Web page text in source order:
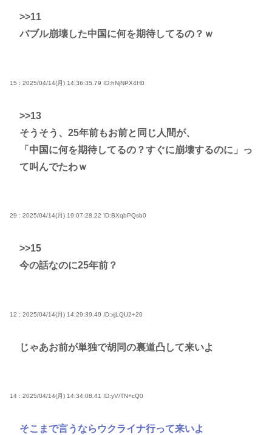
>>11
バブル崩壊した中国に何を期待してるの？ｗ
15 : 2025/04/14(月) 14:36:35.79 ID:hNjNPX4H0
>>13
そうそう、25年前もお前と同じ人間が、
「中国に何を期待してるの？すぐに崩壊するのに」っ
て叫んでたわｗ
29 : 2025/04/14(月) 19:07:28.22 ID:BXqbPQsb0
>>15
今の話なのに25年前？
12 : 2025/04/14(月) 14:29:39.49 ID:xjLQU2+20
じゃあお前が単独で胡同の裏道凸して来いよ
14 : 2025/04/14(月) 14:34:08.41 ID:yV/TN+cQ0
そこまで言うならウクライナ行って来いよ